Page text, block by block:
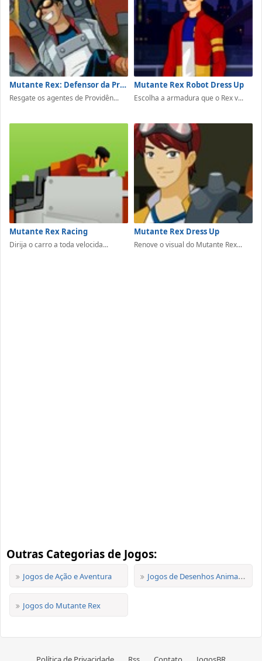
Mutante Rex: Defensor da Providência
Resgate os agentes de Providên...
Mutante Rex Robot Dress Up
Escolha a armadura que o Rex v...
Mutante Rex Racing
Dirija o carro a toda velocida...
Mutante Rex Dress Up
Renove o visual do Mutante Rex...
Outras Categorias de Jogos:
Jogos de Ação e Aventura Jogos de Desenhos Animados
Jogos do Mutante Rex